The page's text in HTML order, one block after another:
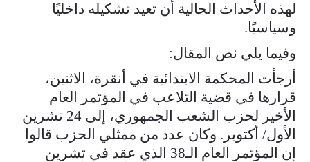
لهذه الأحداث الحالية أن تعيد تشكيله داخليًا
وسياسيًا.
وفيما يلي نص المقال:
أرجأت المحكمة الابتدائية في أنقرة، الاثنين،
قرارها في قضية التلاعب في المؤتمر العام
الأخير لحزب الشعب الجمهوري، إلى 24 تشرين
الأول/ أكتوبر. وكان عدد من ممثلي الحزب قالوا
إن المؤتمر العام الـ38 الذي عقد في تشرين